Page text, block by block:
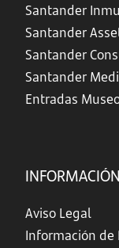
Santander
Santander
Santander
Santander
Entradas
Aviso Legal
Información de